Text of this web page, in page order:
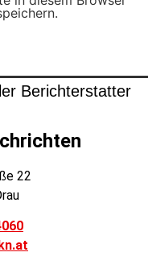
Berichterstatter
22